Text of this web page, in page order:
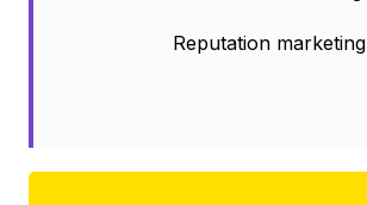
Reputation marketing